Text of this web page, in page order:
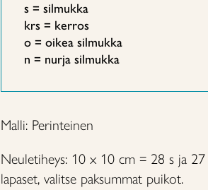
s = silmukka
krs = kerros
o = oikea silmukka
n = nurja silmukka
Malli: Perinteinen
Neuletiheys: 10 x 10 cm = 28 s ja
lapaset, valitse paksummat puikot.